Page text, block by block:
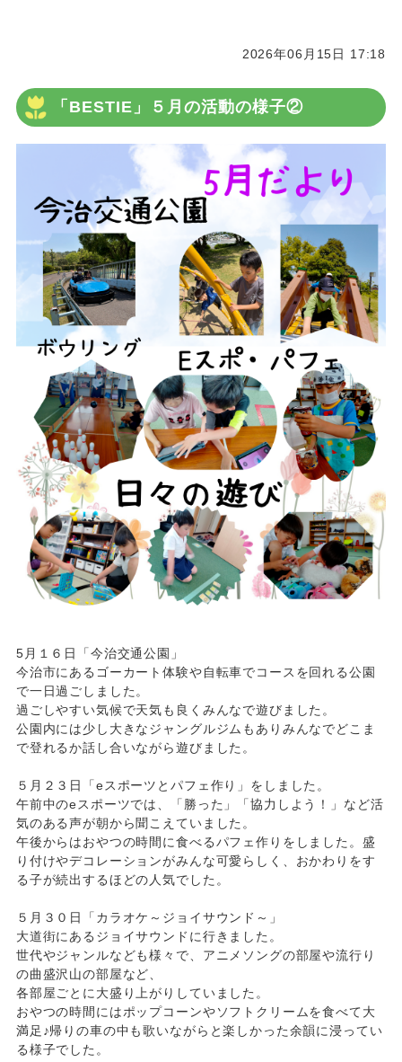
2026年06月15日 17:18
「BESTIE」５月の活動の様子②
5月１６日「今治交通公園」
今治市にあるゴーカート体験や自転車でコースを回れる公園
で一日過ごしました。
過ごしやすい気候で天気も良くみんなで遊びました。
公園内には少し大きなジャングルジムもありみんなでどこま
で登れるか話し合いながら遊びました。
５月２３日「eスポーツとパフェ作り」をしました。
午前中のeスポーツでは、「勝った」「協力しよう！」など活
気のある声が朝から聞こえていました。
午後からはおやつの時間に食べるパフェ作りをしました。盛
り付けやデコレーションがみんな可愛らしく、おかわりをす
る子が続出するほどの人気でした。
５月３０日「カラオケ～ジョイサウンド～」
大道街にあるジョイサウンドに行きました。
世代やジャンルなども様々で、アニメソングの部屋や流行り
の曲盛沢山の部屋など、
各部屋ごとに大盛り上がりしていました。
おやつの時間にはポップコーンやソフトクリームを食べて大
満足♪帰りの車の中も歌いながらと楽しかった余韻に浸ってい
る様子でした。